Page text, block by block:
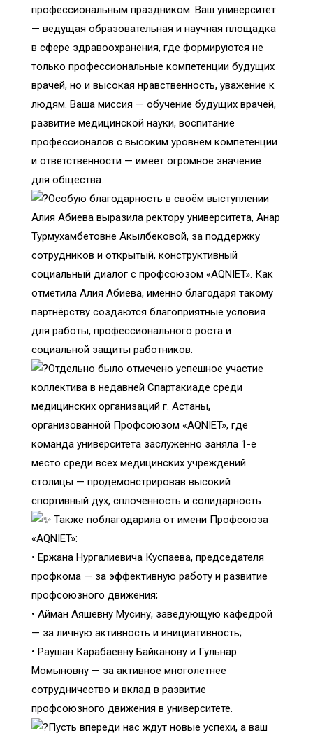
профессиональным праздником: Ваш университет
— ведущая образовательная и научная площадка
в сфере здравоохранения, где формируются не
только профессиональные компетенции будущих
врачей, но и высокая нравственность, уважение к
людям. Ваша миссия — обучение будущих врачей,
развитие медицинской науки, воспитание
профессионалов с высоким уровнем компетенции
и ответственности — имеет огромное значение
для общества.
Особую благодарность в своём выступлении
Алия Абиева выразила ректору университета, Анар
Турмухамбетовне Акылбековой, за поддержку
сотрудников и открытый, конструктивный
социальный диалог с профсоюзом «AQNIET». Как
отметила Алия Абиева, именно благодаря такому
партнёрству создаются благоприятные условия
для работы, профессионального роста и
социальной защиты работников.
Отдельно было отмечено успешное участие
коллектива в недавней Спартакиаде среди
медицинских организаций г. Астаны,
организованной Профсоюзом «AQNIET», где
команда университета заслуженно заняла 1-е
место среди всех медицинских учреждений
столицы — продемонстрировав высокий
спортивный дух, сплочённость и солидарность.
Также поблагодарила от имени Профсоюза
«AQNIET»:
• Ержана Нургалиевича Куспаева, председателя
профкома — за эффективную работу и развитие
профсоюзного движения;
• Айман Аяшевну Мусину, заведующую кафедрой
— за личную активность и инициативность;
• Раушан Карабаевну Байканову и Гульнар
Момыновну — за активное многолетнее
сотрудничество и вклад в развитие
профсоюзного движения в университете.
Пусть впереди нас ждут новые успехи, а ваш